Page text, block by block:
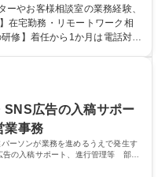
からの声に迅速かつ誠意をも
活動に反映しています。 【具
客様
づくりへ貢献
やお客様相談室の業務経験、
在宅勤務・リモートワーク相
リングループの広報機能を担
、磨き上げたホスピタリティ
広報関連業務を行っておりま
広告の入稿サポー
業事務
ーソンが業務を進めるうえで発生す
の入稿サポート、進行管理等 部内